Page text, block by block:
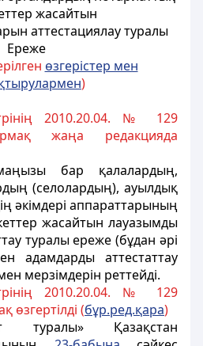
жасайтын
аттестациялау туралы
Ереже
өзгерістер мен
)
2010.20.04. № 129
жаңа редакцияда
бар қалалардың,
(селолардың), ауылдық
әкімдері аппараттарының
жасайтын лауазымды
туралы ереже (бұдан әрі
адамдарды аттестаттау
мерзімдерін реттейді.
2010.20.04. № 129
өзгертілді (бұр.ред.қара)
туралы» Қазақстан